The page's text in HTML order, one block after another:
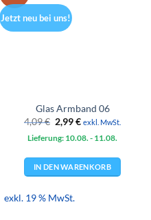
Jetzt neu bei uns!
Glas Armband 06
4,09€ Ursprünglicher
Preis
war:
2,99€Aktueller
ist:
exkl. MwSt.
Lieferung: 10.08. - 11.08.
IN DEN WARENKORB
exkl. 19 % MwSt.